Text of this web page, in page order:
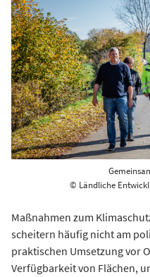
© Ländliche
Maßnahmen zum
scheitern häufig nicht am
praktischen Umsetzung vor
Verfügbarkeit von Flächen,